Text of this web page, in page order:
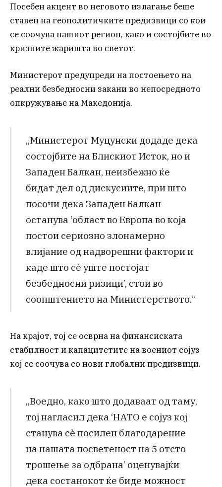
Посебен акцент во неговото излагање беше
ставен на геополитичките предизвици со кои
се соочува нашиот регион, како и состојбите во
кризните жаришта во светот.
Министерот предупреди на постоењето на
реални безбедносни закани во непосредното
опкружување на Македонија.
„Министерот Муцунски додаде дека
состојбите на Блискиот Исток, но и
Западен Балкан, неизбежно ќе
бидат дел од дискусиите, при што
посочи дека Западен Балкан
останува ‘област во Европа во која
постои сериозно злонамерно
влијание од надворешни фактори и
каде што сè уште постојат
безбедносни ризици’, стои во
соопштението на Министерството.“
На крајот, тој се осврна на финансиската
стабилност и капацитетите на воениот сојуз
кој се соочува со нови глобални предизвици.
„Воедно, како што додаваат од таму,
тој нагласил дека ‘НАТО е сојуз кој
станува сè посилен благодарение
на нашата посветеност на 5 отсто
трошење за одбрана’ оценувајќи
дека состанокот ќе биде можност